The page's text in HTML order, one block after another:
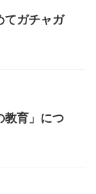
てガチャガ
教育」につ